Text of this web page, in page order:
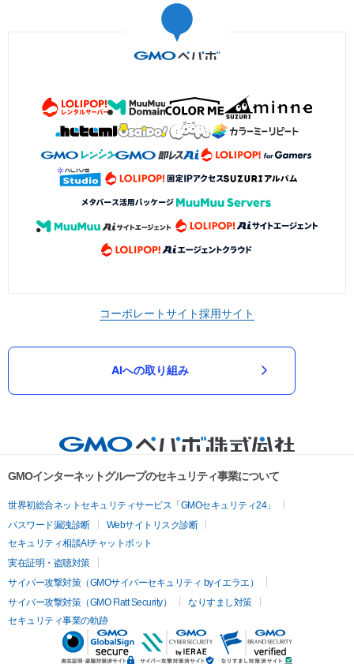
コーポレートサイト採用サイト
AIへの取り組み
GMOインターネットグループのセキュリティ事業について
世界初総合ネットセキュリティサービス「GMOセキュリティ24」
パスワード漏洩診断
Webサイトリスク診断
セキュリティ相談AIチャットボット
実在証明・盗聴対策
サイバー攻撃対策（GMOサイバーセキュリティ byイエラエ）
サイバー攻撃対策（GMO Flatt Security）
なりすまし対策
セキュリティ事業の軌跡